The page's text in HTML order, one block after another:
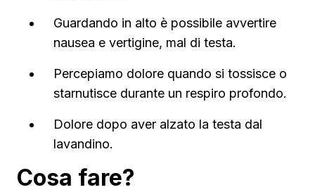
Guardando in alto è possibile avvertire
nausea e vertigine, mal di testa.
Percepiamo dolore quando si tossisce o
starnutisce durante un respiro profondo.
Dolore dopo aver alzato la testa dal
lavandino.
Cosa fare?